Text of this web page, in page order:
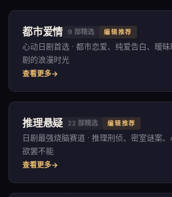
都市爱情 9 部精选 编辑推荐
心动日剧首选 · 都市恋爱、纯爱告白、暧
剧的浪漫时光
查看更多
推理悬疑 22 部精选 编辑推荐
日剧最强烧脑赛道 · 推理刑侦、密室谜案
欲罢不能
查看更多